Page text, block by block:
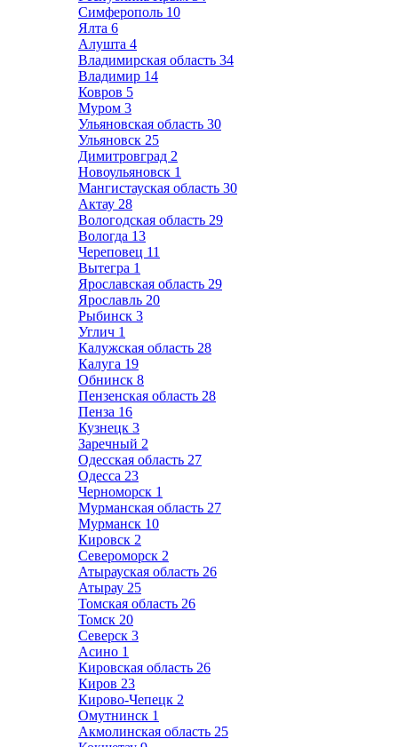
Симферополь 10
Ялта 6
Алушта 4
Владимирская область 34
Владимир 14
Ковров 5
Муром 3
Ульяновская область 30
Ульяновск 25
Димитровград 2
Новоульяновск 1
Мангистауская область 30
Актау 28
Вологодская область 29
Вологда 13
Череповец 11
Вытегра 1
Ярославская область 29
Ярославль 20
Рыбинск 3
Углич 1
Калужская область 28
Калуга 19
Обнинск 8
Пензенская область 28
Пенза 16
Кузнецк 3
Заречный 2
Одесская область 27
Одесса 23
Черноморск 1
Мурманская область 27
Мурманск 10
Кировск 2
Североморск 2
Атырауская область 26
Атырау 25
Томская область 26
Томск 20
Северск 3
Асино 1
Кировская область 26
Киров 23
Кирово-Чепецк 2
Омутнинск 1
Акмолинская область 25